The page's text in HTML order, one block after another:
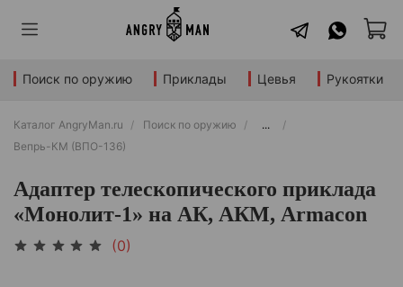
Поиск по оружию Приклады Цевья Рукоятки
Каталог AngryMan.ru Поиск по оружию
...
Вепрь-КМ (ВПО-136)
Адаптер телескопического приклада
«Монолит-1» на АК, АКМ, Armacon
(0)